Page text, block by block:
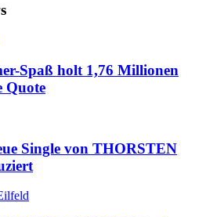
Spaß holt 1,76 Millionen
Quote
Single von THORSTEN